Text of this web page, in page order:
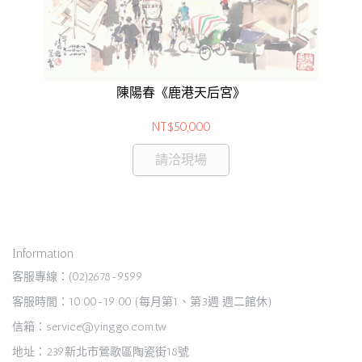
陳陽春《鹿港天后宮》
NT$50,000
請洽現場
Information
客服專線：(02)2678-9599
客服時間：10:00-19:00 (每月第1、第3週 週二館休)
信箱：service@yinggo.com.tw
地址：239新北市鶯歌區陶瓷街18號